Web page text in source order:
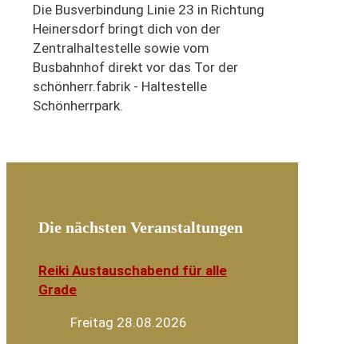
Die Busverbindung Linie 23 in Richtung
Heinersdorf bringt dich von der
Zentralhaltestelle sowie vom
Busbahnhof direkt vor das Tor der
schönherr.fabrik - Haltestelle
Schönherrpark.
Die nächsten Veranstaltungen
Reiki Austauschabend für alle
Grade
Freitag 28.08.2026